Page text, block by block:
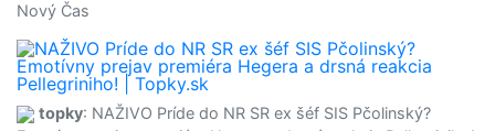
Nový Čas
topky: NAŽIVO Príde do NR SR ex šéf SIS Pčolinský?